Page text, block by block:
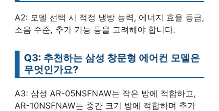
A2: 모델 선택 시 적정 냉방 능력, 에너지 효율 등급,
소음 수준, 추가 기능 등을 고려해야 합니다.
Q3: 추천하는 삼성 창문형 에어컨 모델은
무엇인가요?
A3: 삼성 AR-05NSFNAW는 작은 방에 적합하고,
AR-10NSFNAW는 중간 크기 방에 적합하며 추가